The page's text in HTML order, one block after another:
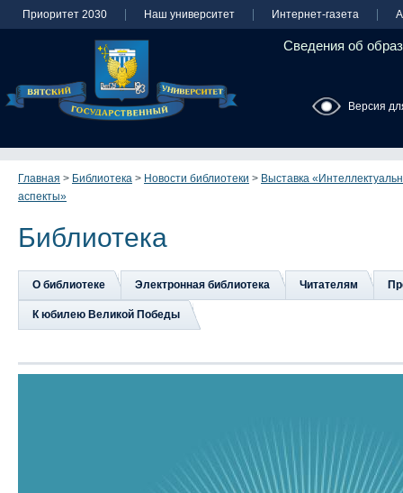
Приоритет 2030 Наш университет Интернет-газета
Сведения об
Версия
Главная > Библиотека > Новости библиотеки > Выставка
аспекты»
Библиотека
О библиотеке Электронная библиотека Читателям
К юбилею Великой Победы